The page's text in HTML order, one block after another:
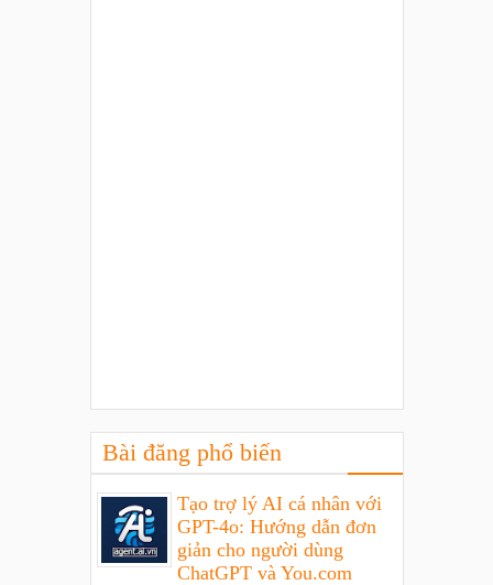
Bài đăng phổ biến
Tạo trợ lý AI cá nhân với
GPT-4o: Hướng dẫn đơn
giản cho người dùng
ChatGPT và You.com